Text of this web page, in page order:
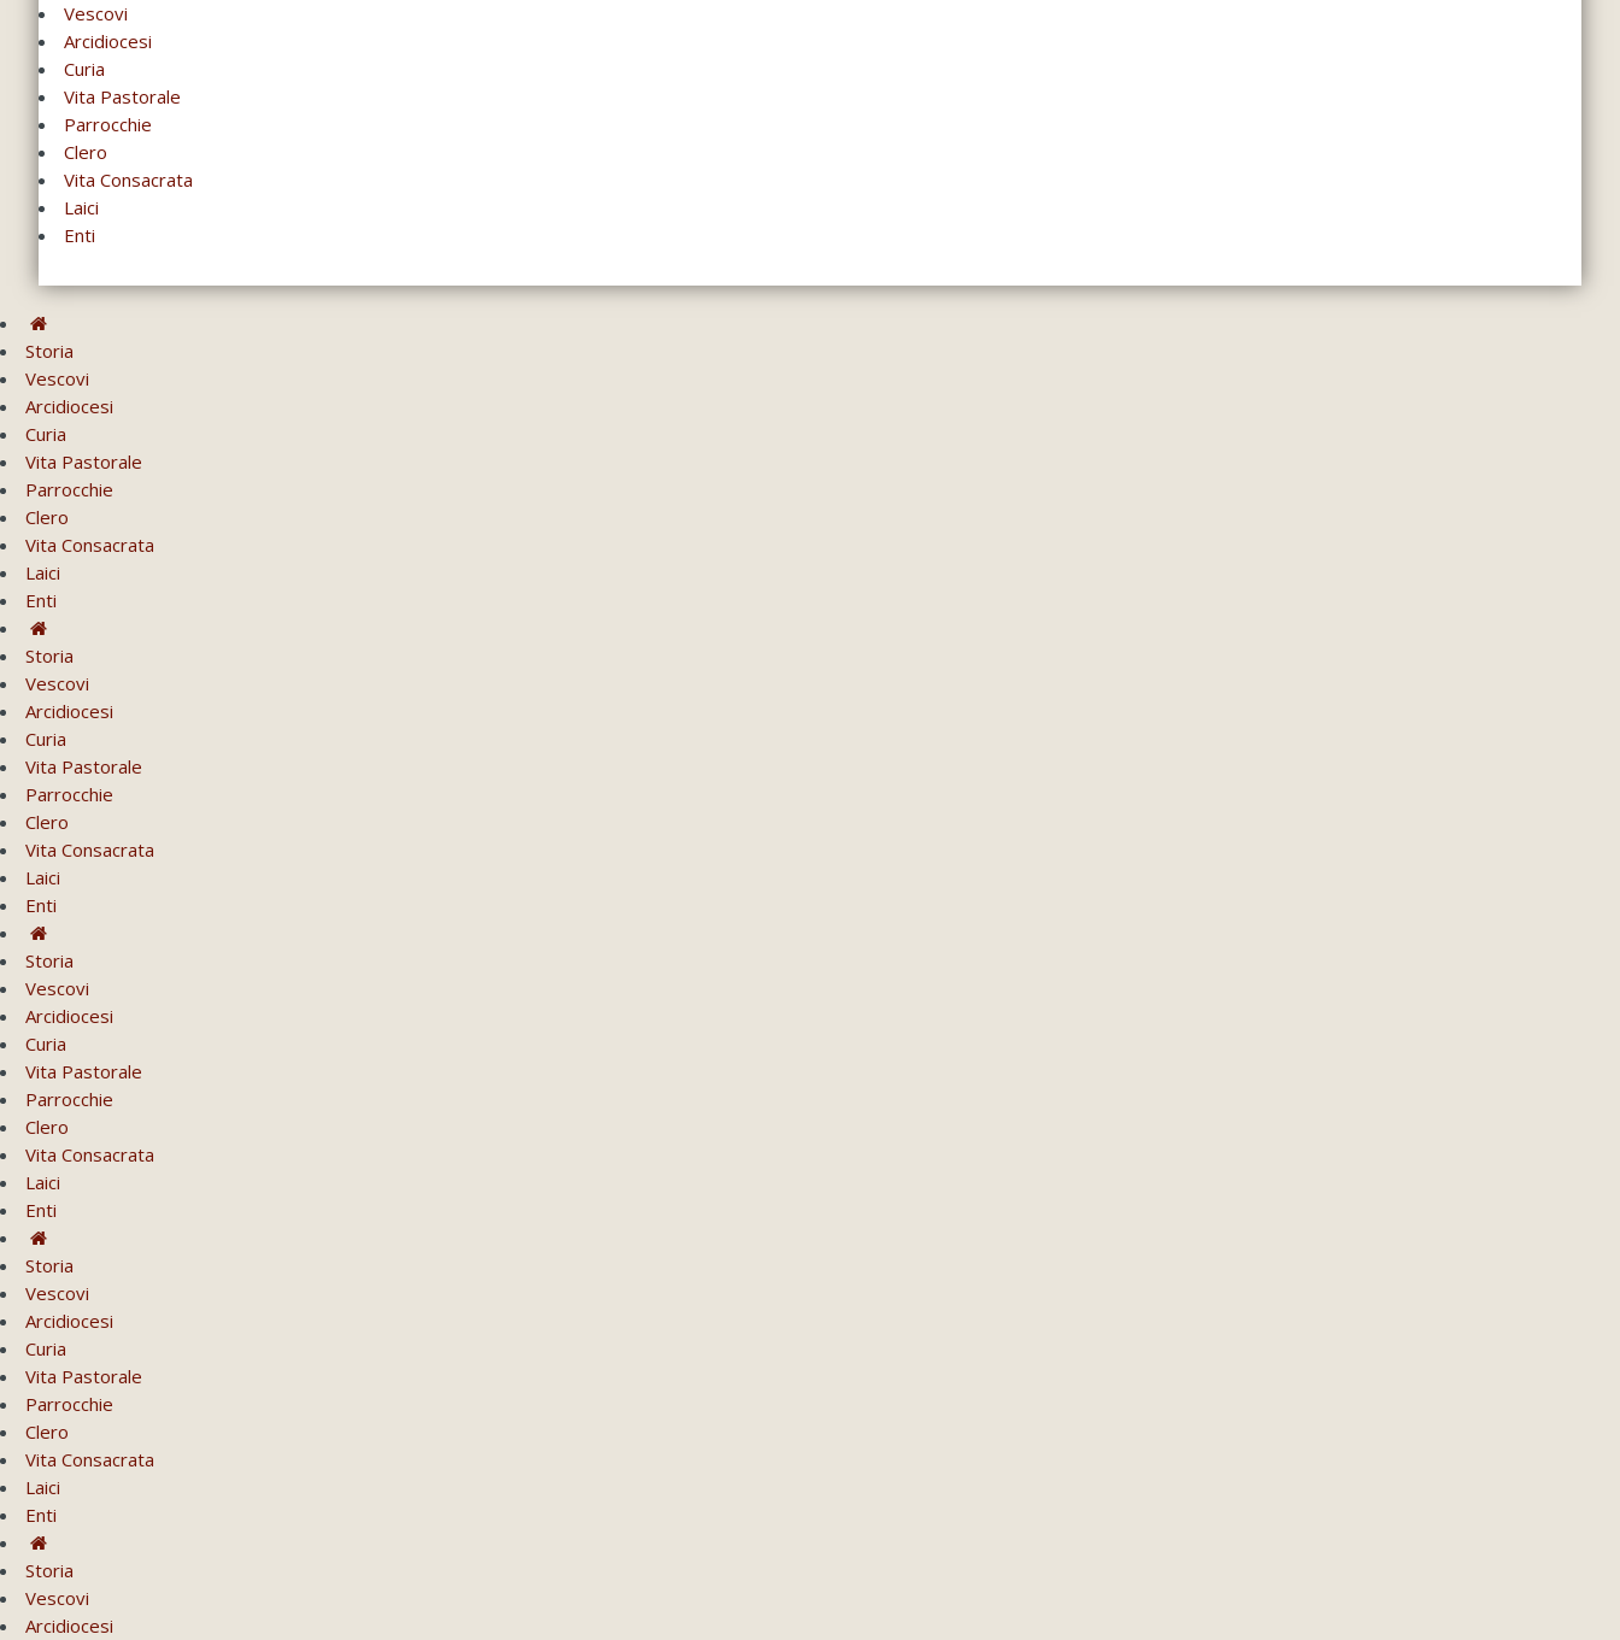
Vescovi
Arcidiocesi
Curia
Vita Pastorale
Parrocchie
Clero
Vita Consacrata
Laici
Enti
Storia
Vescovi
Arcidiocesi
Curia
Vita Pastorale
Parrocchie
Clero
Vita Consacrata
Laici
Enti
Storia
Vescovi
Arcidiocesi
Curia
Vita Pastorale
Parrocchie
Clero
Vita Consacrata
Laici
Enti
Storia
Vescovi
Arcidiocesi
Curia
Vita Pastorale
Parrocchie
Clero
Vita Consacrata
Laici
Enti
Storia
Vescovi
Arcidiocesi
Curia
Vita Pastorale
Parrocchie
Clero
Vita Consacrata
Laici
Enti
Storia
Vescovi
Arcidiocesi